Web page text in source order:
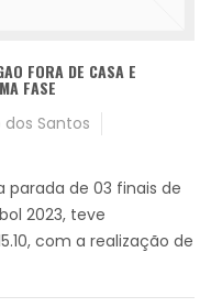
FORA DE CASA E
FASE
dos Santos
parada de 03 finais de
2023, teve
com a realização de